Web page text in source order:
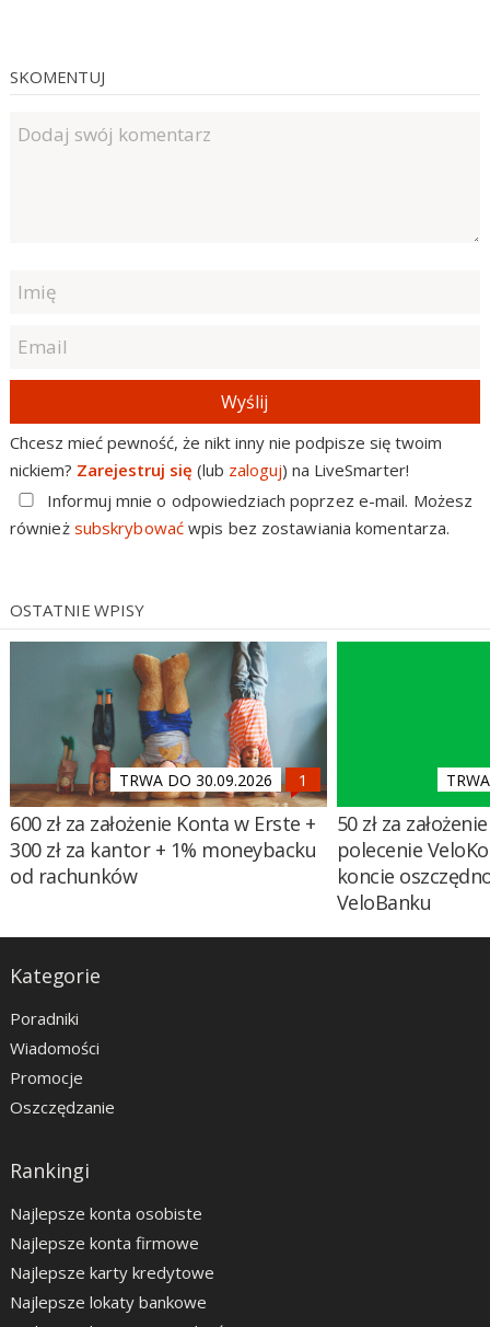
SKOMENTUJ
Wyślij
Chcesz mieć pewność, że nikt inny nie podpisze się twoim
nickiem? Zarejestruj się (lub zaloguj) na LiveSmarter!
Informuj mnie o odpowiedziach poprzez e-mail. Możesz
również subskrybowaćwpis bez zostawiania komentarza.
OSTATNIE WPISY
TRWA DO 30.09.2026
600 zł za założenie Konta w Erste +
300 zł za kantor + 1% moneybacku
od rachunków
50 zł za
polecenie
koncie
VeloBanku
Kategorie
Poradniki
Wiadomości
Promocje
Oszczędzanie
Rankingi
Najlepsze konta osobiste
Najlepsze konta firmowe
Najlepsze karty kredytowe
Najlepsze lokaty bankowe